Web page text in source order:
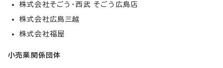
株式会社そごう・西武 そごう広島店
株式会社広島三越
株式会社福屋
小売業関係団体